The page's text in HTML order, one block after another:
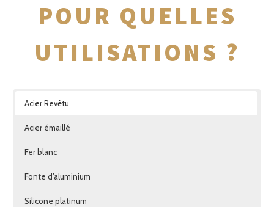
POUR QUELLES
UTILISATIONS ?
Acier Revêtu
Acier émaillé
Fer blanc
Fonte d’aluminium
Silicone platinum